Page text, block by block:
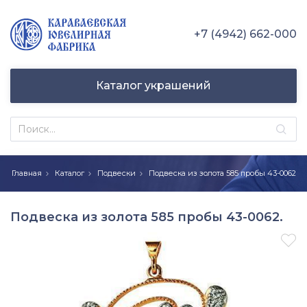
+7 (4942) 662-000
Каталог украшений
Главная Каталог Подвески Подвеска из золота 585 пробы 43-0062
Подвеска из золота 585 пробы 43-0062.
